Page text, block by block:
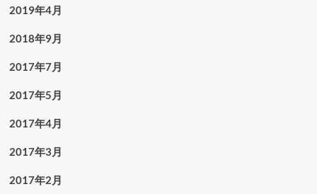
2019年4月
2018年9月
2017年7月
2017年5月
2017年4月
2017年3月
2017年2月